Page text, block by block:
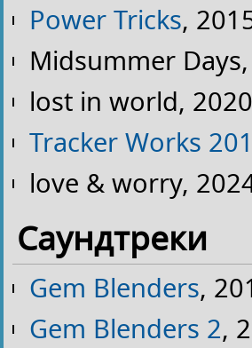
Power Tricks,
Midsummer
lost in world,
Tracker Works
love & worry,
Саундтреки
Gem Blenders,
Gem Blenders 2,